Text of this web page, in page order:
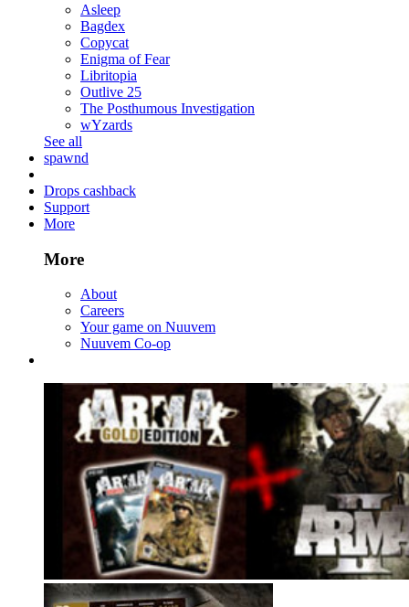
Asleep
Bagdex
Copycat
Enigma of Fear
Libritopia
Outlive 25
The Posthumous Investigation
wYzards
See all
spawnd
Drops cashback
Support
More
More
About
Careers
Your game on Nuuvem
Nuuvem Co-op